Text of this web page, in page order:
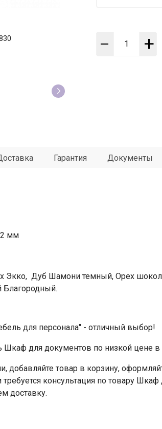
+
Гарантия Документы
мм
Экко, Дуб Шамони темный, Орех
Благородный.
для персонала" - отличный выбор!
для документов по низкой цене
добавляйте товар в корзину,
требуется консультация по товару
доставку.